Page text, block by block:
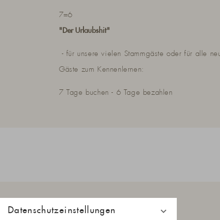
Datenschutzeinstellungen
7=6
"Der Urlaubshit"
- für unsere vielen Stammgäste oder für alle
Gäste zum Kennenlernen:
7 Tage buchen - 6 Tage bezahlen